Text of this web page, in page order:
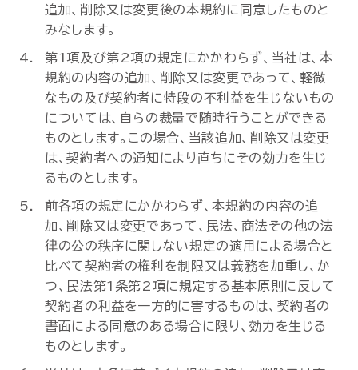
追加、削除又は変更後の本規約に同意したものと
みなします。
第1項及び第2項の規定にかかわらず、当社は、本
規約の内容の追加、削除又は変更であって、軽微
なもの及び契約者に特段の不利益を生じないもの
については、自らの裁量で随時行うことができる
ものとします。この場合、当該追加、削除又は変更
は、契約者への通知により直ちにその効力を生じ
るものとします。
前各項の規定にかかわらず、本規約の内容の追
加、削除又は変更であって、民法、商法その他の法
律の公の秩序に関しない規定の適用による場合と
比べて契約者の権利を制限又は義務を加重し、か
つ、民法第1条第2項に規定する基本原則に反して
契約者の利益を一方的に害するものは、契約者の
書面による同意のある場合に限り、効力を生じる
ものとします。